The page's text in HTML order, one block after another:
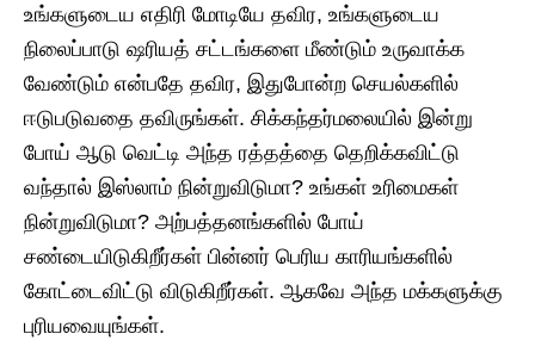
உங்களுடைய எதிரி மோடியே தவிர, உங்களுடைய
நிலைப்பாடு ஷரியத் சட்டங்களை மீண்டும் உருவாக்க
வேண்டும் என்பதே தவிர, இதுபோன்ற செயல்களில்
ஈடுபடுவதை தவிருங்கள். சிக்கந்தர்மலையில் இன்று
போய் ஆடு வெட்டி அந்த ரத்தத்தை தெறிக்கவிட்டு
வந்தால் இஸ்லாம் நின்றுவிடுமா? உங்கள் உரிமைகள்
நின்றுவிடுமா? அற்பத்தனங்களில் போய்
சண்டையிடுகிறீர்கள் பின்னர் பெரிய காரியங்களில்
கோட்டைவிட்டு விடுகிறீர்கள். ஆகவே அந்த மக்களுக்கு
புரியவையுங்கள்.